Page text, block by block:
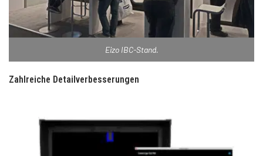
Eizo IBC-Stand.
Zahlreiche Detailverbesserungen